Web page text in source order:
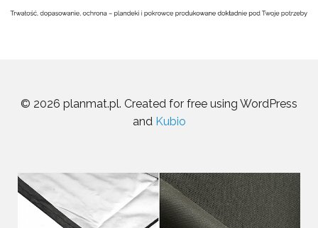
© 2026 planmat.pl. Created for free using WordPress
and Kubio